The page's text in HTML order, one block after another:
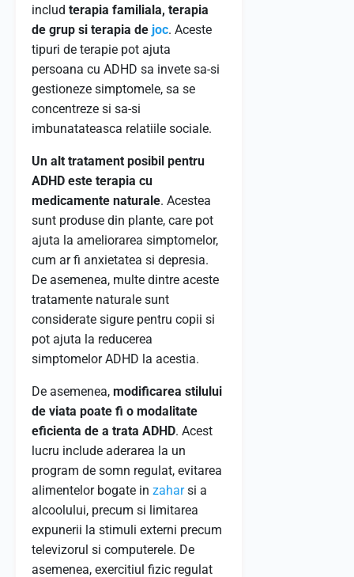
includ terapia familiala, terapia
de grup si terapia de joc. Aceste
tipuri de terapie pot ajuta
persoana cu ADHD sa invete sa-si
gestioneze simptomele, sa se
concentreze si sa-si
imbunatateasca relatiile sociale.
Un alt tratament posibil pentru
ADHD este terapia cu
medicamente naturale. Acestea
sunt produse din plante, care pot
ajuta la ameliorarea simptomelor,
cum ar fi anxietatea si depresia.
De asemenea, multe dintre aceste
tratamente naturale sunt
considerate sigure pentru copii si
pot ajuta la reducerea
simptomelor ADHD la acestia.
De asemenea, modificarea stilului
de viata poate fi o modalitate
eficienta de a trata ADHD. Acest
lucru include aderarea la un
program de somn regulat, evitarea
alimentelor bogate in zaharsi a
alcoolului, precum si limitarea
expunerii la stimuli externi precum
televizorul si computerele. De
asemenea, exercitiul fizic regulat